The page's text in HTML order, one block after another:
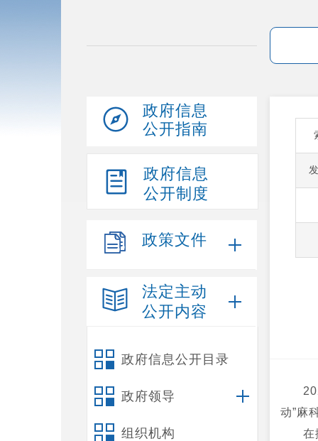
政府信息
公开指南
政府信息
公开制度
政策文件
法定主动
公开内容
政府信息公开目录
政府领导
组织机构
动”麻
在